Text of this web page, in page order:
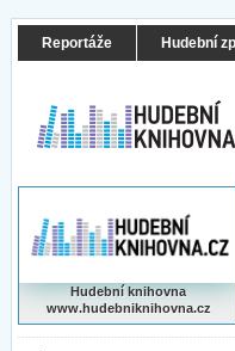
Reportáže Hudební
Hudební knihovna
www.hudebniknihovna.cz